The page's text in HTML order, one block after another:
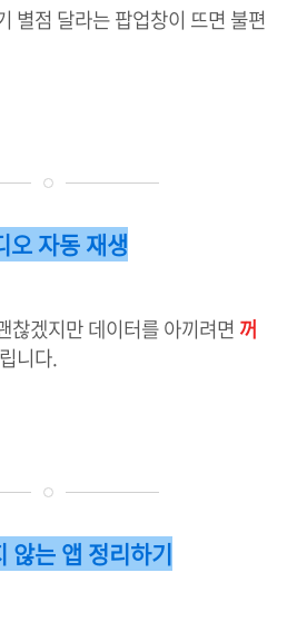
별점 달라는 팝업창이 뜨면 불편
오 자동 재생
찮겠지만 데이터를 아끼려면 꺼
니다.
않는 앱 정리하기